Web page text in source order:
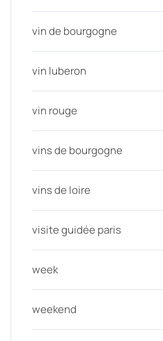
vin de bourgogne
vin luberon
vin rouge
vins de bourgogne
vins de loire
visite guidée paris
week
weekend